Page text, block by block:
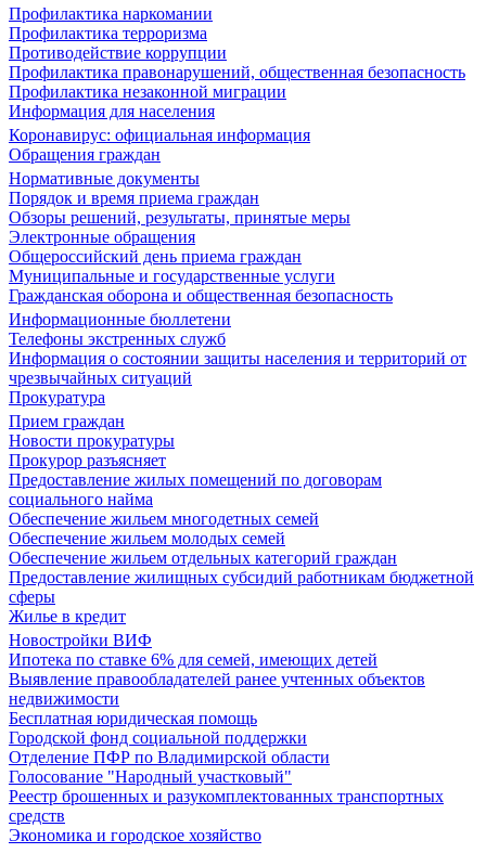
Профилактика наркомании
Профилактика терроризма
Противодействие коррупции
Профилактика правонарушений, общественная безопасность
Профилактика незаконной миграции
Информация для населения
Коронавирус: официальная информация
Обращения граждан
Нормативные документы
Порядок и время приема граждан
Обзоры решений, результаты, принятые меры
Электронные обращения
Общероссийский день приема граждан
Муниципальные и государственные услуги
Гражданская оборона и общественная безопасность
Информационные бюллетени
Телефоны экстренных служб
Информация о состоянии защиты населения и территорий от
чрезвычайных ситуаций
Прокуратура
Прием граждан
Новости прокуратуры
Прокурор разъясняет
Предоставление жилых помещений по договорам
социального найма
Обеспечение жильем многодетных семей
Обеспечение жильем молодых семей
Обеспечение жильем отдельных категорий граждан
Предоставление жилищных субсидий работникам бюджетной
сферы
Жилье в кредит
Новостройки ВИФ
Ипотека по ставке 6% для семей, имеющих детей
Выявление правообладателей ранее учтенных объектов
недвижимости
Бесплатная юридическая помощь
Городской фонд социальной поддержки
Отделение ПФР по Владимирской области
Голосование "Народный участковый"
Реестр брошенных и разукомплектованных транспортных
средств
Экономика и городское хозяйство